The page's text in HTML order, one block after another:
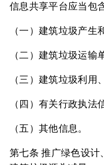
信息共享平台应当包
（一）建筑垃圾产生
（二）建筑垃圾运输
（三）建筑垃圾利用
（四）有关行政执法
（五）其他信息。
第七条 推广绿色设计